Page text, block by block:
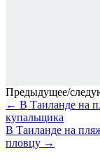
Предыдущее/
← В Таиланде на
купальщика
В Таиланде на
пловцу →